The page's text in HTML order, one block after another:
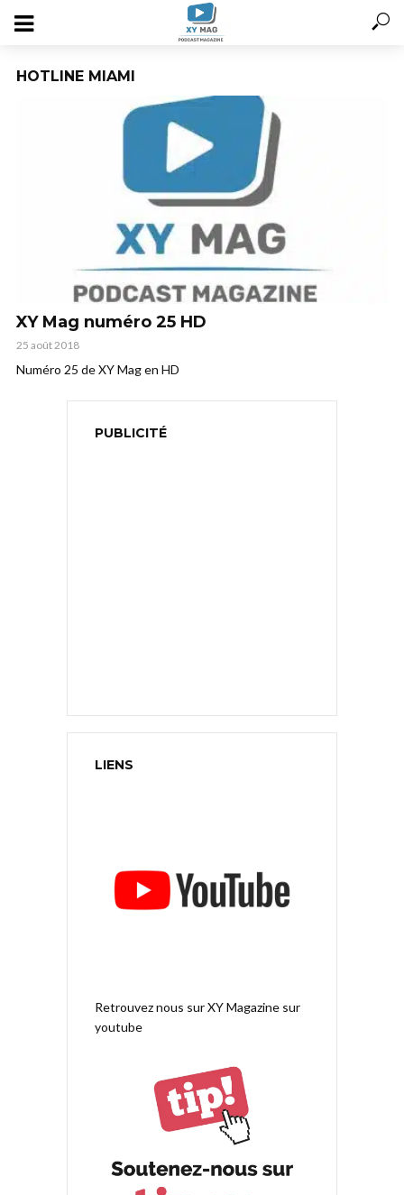
HOTLINE MIAMI
XY Mag numéro 25 HD
25 août 2018
Numéro 25 de XY Mag en HD
PUBLICITÉ
LIENS
Retrouvez nous surXY Magazine sur
youtube